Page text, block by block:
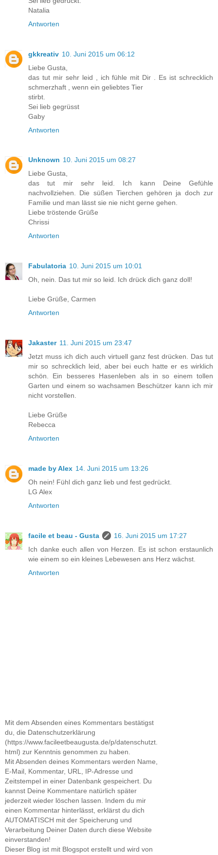
Natalia
Antworten
gkkreativ 10. Juni 2015 um 06:12
Liebe Gusta,
das tut mir sehr leid , ich fühle mit Dir . Es ist schrecklich
schmerzhaft , wenn ein geliebtes Tier
stirbt.
Sei lieb gegrüsst
Gaby
Antworten
Unknown 10. Juni 2015 um 08:27
Liebe Gusta,
das tut mir sehr leid. Ich kann Deine Gefühle
nachvollziehen. Die süßen Tierchen gehören ja doch zur
Familie und man lässt sie nie nicht gerne gehen.
Liebe tröstende Grüße
Chrissi
Antworten
Fabulatoria 10. Juni 2015 um 10:01
Oh, nein. Das tut mir so leid. Ich drück dich ganz doll!
Liebe Grüße, Carmen
Antworten
Jakaster 11. Juni 2015 um 23:47
Jetzt muss ich dich auch virtuell ganz fest drücken. Das tut
mir so schrecklich leid, aber bei euch hatte er es wirklich
schön. Ein besseres Hasenleben als in so einem tollen
Garten und einem so wachsamen Beschützer kann ich mir
nicht vorstellen.
Liebe Grüße
Rebecca
Antworten
made by Alex 14. Juni 2015 um 13:26
Oh nein! Fühl dich ganz lieb und fest gedrückt.
LG Alex
Antworten
facile et beau - Gusta
16. Juni 2015 um 17:27
Ich danke euch allen von Herzen. Es ist schon erstaunlich
wie einem so ein kleines Lebewesen ans Herz wächst.
Antworten
Mit dem Absenden eines Kommentars bestätigst
du, die Datenschutzerklärung
(https://www.facileetbeaugusta.de/p/datenschutzt.
html) zur Kenntnis genommen zu haben.
Mit Absenden deines Kommentars werden Name,
E-Mail, Kommentar, URL, IP-Adresse und
Zeitstempel in einer Datenbank gespeichert. Du
kannst Deine Kommentare natürlich später
jederzeit wieder löschen lassen. Indem du mir
einen Kommentar hinterlässt, erklärst du dich
AUTOMATISCH mit der Speicherung und
Verarbeitung Deiner Daten durch diese Website
einverstanden!
Dieser Blog ist mit Blogspot erstellt und wird von